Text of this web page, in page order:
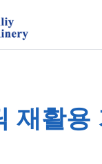
재활용